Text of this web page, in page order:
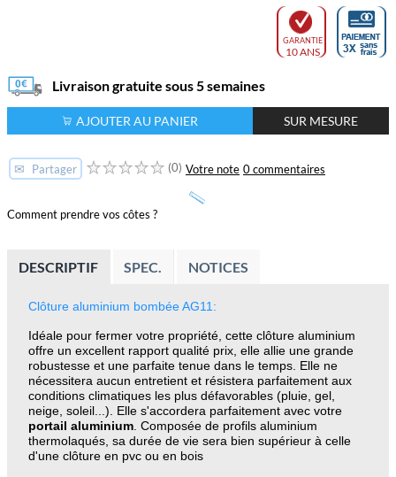
GARANTIE
10 ANS
Livraison gratuite sous 5 semaines
AJOUTER AU PANIER SUR MESURE
✉ Partager (0) Votre note 0 commentaires
Comment prendre vos côtes ?
DESCRIPTIF SPEC. NOTICES
Clôture aluminium bombée AG11:
Idéale pour fermer votre propriété, cette clôture aluminium
offre un excellent rapport qualité prix, elle allie une grande
robustesse et une parfaite tenue dans le temps. Elle ne
nécessitera aucun entretient et résistera parfaitement aux
conditions climatiques les plus défavorables (pluie, gel,
neige, soleil...). Elle s'accordera parfaitement avec votre
portail aluminium . Composée de profils aluminium
thermolaqués, sa durée de vie sera bien supérieur à celle
d'une clôture en pvc ou en bois